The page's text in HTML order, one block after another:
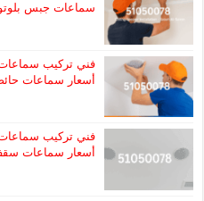
سماعات جبس
أسعار سماعات
أسعار سماعات